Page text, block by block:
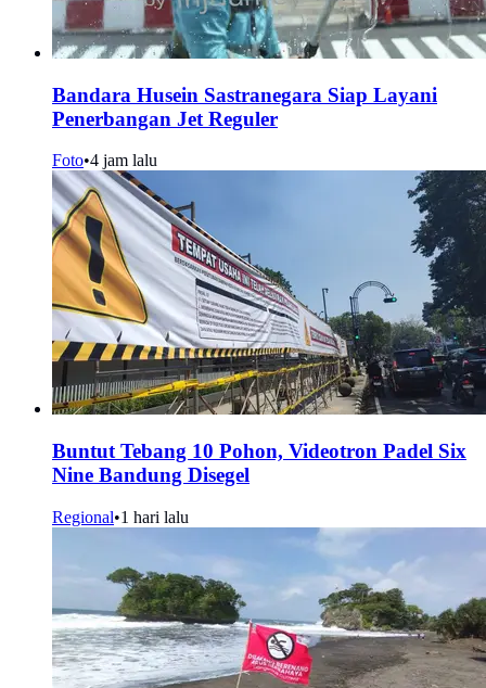
Bandara Husein Sastranegara Siap Layani
Penerbangan Jet Reguler
Foto•4 jam lalu
Buntut Tebang 10 Pohon, Videotron Padel Six
Nine Bandung Disegel
Regional•1 hari lalu